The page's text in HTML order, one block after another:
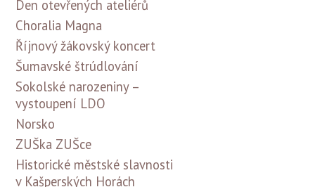
Den otevřených ateliérů
Choralia Magna
Říjnový žákovský koncert
Šumavské štrúdlování
Sokolské narozeniny –
vystoupení LDO
Norsko
ZUŠka ZUŠce
Historické městské slavnosti
v Kašperských Horách